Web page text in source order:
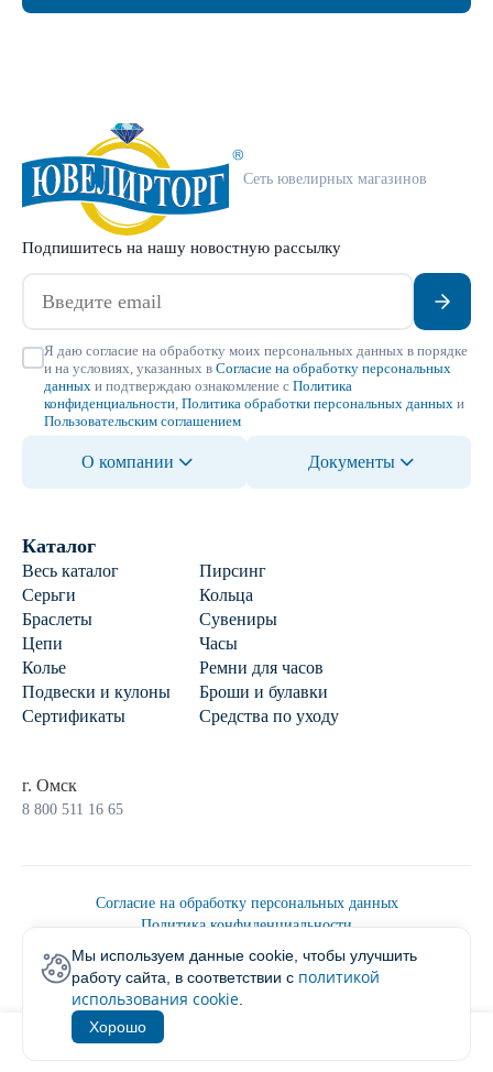
1
Сеть ювелирных магазинов
Подпишитесь на нашу новостную рассылку
Я даю согласие на обработку моих персональных данных в порядке
и на условиях, указанных в Согласие на обработку персональных
данных и подтверждаю ознакомление с Политика
конфиденциальности Политика обработки персональных данных и
Пользовательским соглашением
О компании Документы
Каталог
Весь каталог
Пирсинг
Серьги
Кольца
Браслеты
Сувениры
Цепи
Часы
Колье
Ремни для часов
Подвески и кулоны
Броши и булавки
Сертификаты
Средства по уходу
г. Омск
8 800 511 16 65
Согласие на обработку персональных данных
Политика конфиденциальности
Политика обработки персональных данных
Пользовательским соглашением
2026 © Ювелирторг
Мы используем данные cookie, чтобы улучшить
работу сайта, в соответствии с политикой
использования cookie
Хорошо